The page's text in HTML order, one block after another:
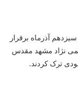
آذرماه برقرار
نژاد مشهد مقدس
ترک کردند.